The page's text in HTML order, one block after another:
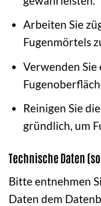
Arbeiten Sie
Fugenmörtels
Verwenden Sie
Reinigen Sie
gründlich, um
Technische Daten
Bitte entnehmen
Daten dem